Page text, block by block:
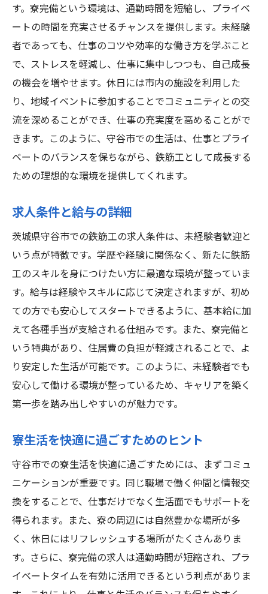
す。寮完備という環境は、通勤時間を短縮し、プライベ
ートの時間を充実させるチャンスを提供します。未経験
者であっても、仕事のコツや効率的な働き方を学ぶこと
で、ストレスを軽減し、仕事に集中しつつも、自己成長
の機会を増やせます。休日には市内の施設を利用した
り、地域イベントに参加することでコミュニティとの交
流を深めることができ、仕事の充実度を高めることがで
きます。このように、守谷市での生活は、仕事とプライ
ベートのバランスを保ちながら、鉄筋工として成長する
ための理想的な環境を提供してくれます。
求人条件と給与の詳細
茨城県守谷市での鉄筋工の求人条件は、未経験者歓迎と
いう点が特徴です。学歴や経験に関係なく、新たに鉄筋
工のスキルを身につけたい方に最適な環境が整っていま
す。給与は経験やスキルに応じて決定されますが、初め
ての方でも安心してスタートできるように、基本給に加
えて各種手当が支給される仕組みです。また、寮完備と
いう特典があり、住居費の負担が軽減されることで、よ
り安定した生活が可能です。このように、未経験者でも
安心して働ける環境が整っているため、キャリアを築く
第一歩を踏み出しやすいのが魅力です。
寮生活を快適に過ごすためのヒント
守谷市での寮生活を快適に過ごすためには、まずコミュ
ニケーションが重要です。同じ職場で働く仲間と情報交
換をすることで、仕事だけでなく生活面でもサポートを
得られます。また、寮の周辺には自然豊かな場所が多
く、休日にはリフレッシュする場所がたくさんありま
す。さらに、寮完備の求人は通勤時間が短縮され、プラ
イベートタイムを有効に活用できるという利点がありま